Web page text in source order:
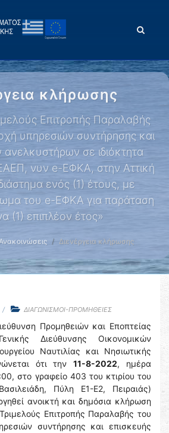
κλήρωσης
Επιτροπής Παραλαβής
υπηρεσιών συντήρησης και
ανελκυστήρων σε ιδιόκτητα
νυν e-ΕΦΚΑ, στην Αττική
ενός (1) έτους, με
του e-ΕΦΚΑ για παράταση
(1) επιπλέον έτος»
Διενέργεια κλήρωσης
ΔΙΑΓΩΝΙΣΜΟΙ-ΠΡΟΜΗΘΕΙΕΣ
Προμηθειών και Εποπτείας
Διεύθυνσης Οικονομικών
Ναυτιλίας και Νησιωτικής
ότι την11-8-2022, ημέρα
στο γραφείο 403 του κτιρίου του
Πύλη Ε1-Ε2, Πειραιάς)
ανοικτή και δημόσια κλήρωση
Επιτροπής Παραλαβής του
συντήρησης και επισκευής